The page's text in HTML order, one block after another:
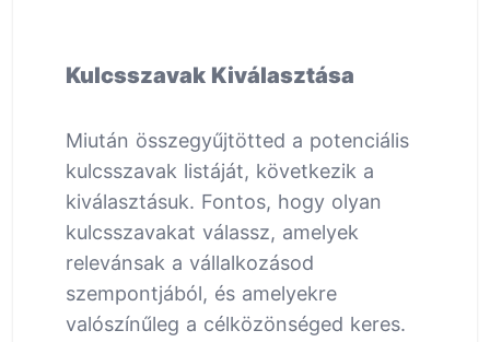
Kulcsszavak Kiválasztása
Miután összegyűjtötted a potenciális
kulcsszavak listáját, következik a
kiválasztásuk. Fontos, hogy olyan
kulcsszavakat válassz, amelyek
relevánsak a vállalkozásod
szempontjából, és amelyekre
valószínűleg a célközönséged keres.